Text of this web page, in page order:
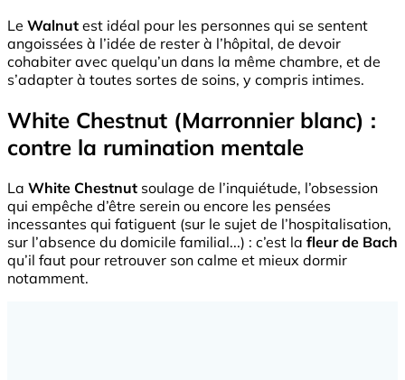
Le Walnut est idéal pour les personnes qui se sentent
angoissées à l’idée de rester à l’hôpital, de devoir
cohabiter avec quelqu’un dans la même chambre, et de
s’adapter à toutes sortes de soins, y compris intimes.
White Chestnut (Marronnier blanc) :
contre la rumination mentale
La White Chestnut soulage de l’inquiétude, l’obsession
qui empêche d’être serein ou encore les pensées
incessantes qui fatiguent (sur le sujet de l’hospitalisation,
sur l’absence du domicile familial...) : c’est la fleur de Bach
qu’il faut pour retrouver son calme et mieux dormir
notamment.